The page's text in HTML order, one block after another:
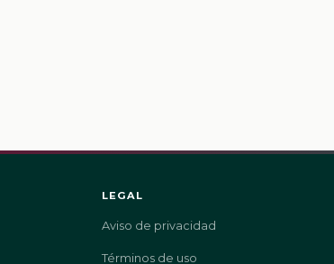
LEGAL
Aviso de privacidad
Términos de uso